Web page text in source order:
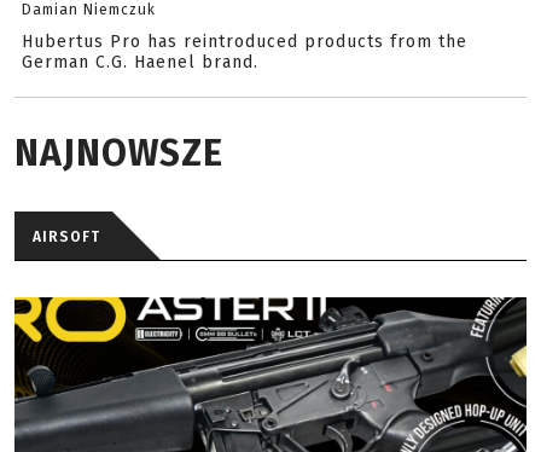
Damian Niemczuk
Hubertus Pro has reintroduced products from the
German C.G. Haenel brand.
NAJNOWSZE
AIRSOFT